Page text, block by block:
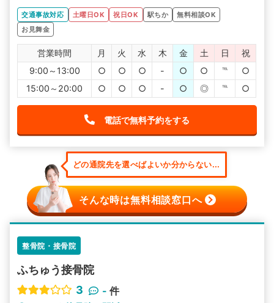
交通事故対応 土曜日OK 祝日OK 駅ちか
無料相談OK
お見舞金
営業時間 月 火 水 木 金 土 日
祝
9:00～13:00
○ ○ ○ - ○ ○ ℡
○
15:00～20:00
○ ○ ○ - ○ ◎ ℡ ○
電話で無料予約をする
どの通院先を選べばよいか分からない...
そんな時は無料相談窓口へ
整骨院・接骨院
ふちゅう接骨院
3
- 件